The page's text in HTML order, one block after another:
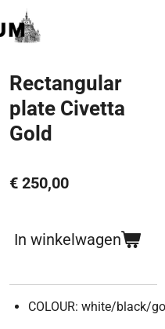
Rectangular
plate Civetta
Gold
€ 250,00
In winkelwagen
COLOUR: white/black/